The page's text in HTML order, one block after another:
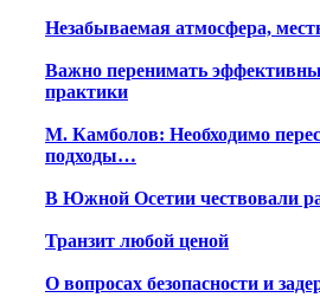
Незабываемая атмосфера,
Важно перенимать
практики
М. Камболов: Необходимо
подходы…
В Южной Осетии чествовали
Транзит любой ценой
О вопросах безопасности и